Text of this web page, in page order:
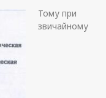
Тому при
звичайному